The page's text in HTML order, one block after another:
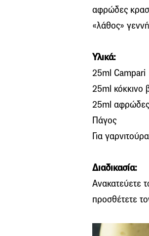
αφρώδες
«λάθος»
Υλικά:
25ml Campari
25ml κόκκινο
25ml αφρώδες
Πάγος
Για
Διαδικασία:
Ανακατεύετε
προσθέτετε